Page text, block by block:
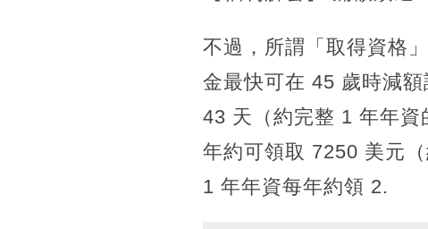
不過，所謂「取得資格
金最快可在 45 歲時減
43 天（約完整 1 年年
年約可領取 7250 美元
1 年年資每年約領 2.